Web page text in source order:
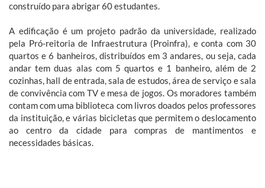
construído para abrigar 60 estudantes.
A edificação é um projeto padrão da universidade, realizado
pela Pró-reitoria de Infraestrutura (Proinfra), e conta com 30
quartos e 6 banheiros, distribuídos em 3 andares, ou seja, cada
andar tem duas alas com 5 quartos e 1 banheiro, além de 2
cozinhas, hall de entrada, sala de estudos, área de serviço e sala
de convivência com TV e mesa de jogos. Os moradores também
contam com uma biblioteca com livros doados pelos professores
da instituição, e várias bicicletas que permitem o deslocamento
ao centro da cidade para compras de mantimentos e
necessidades básicas.